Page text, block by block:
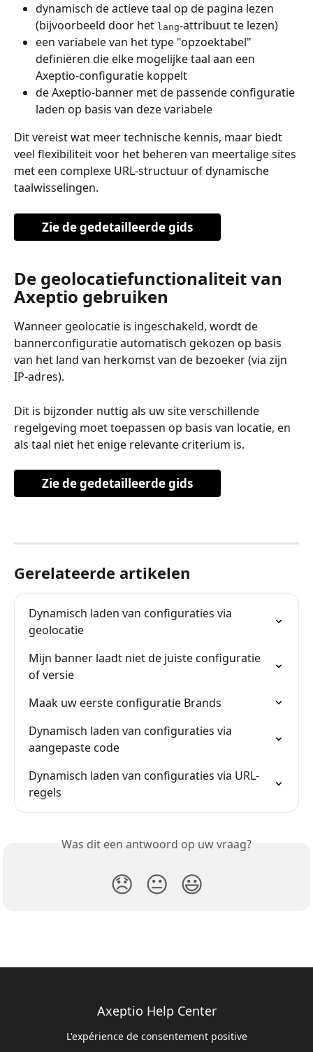
dynamisch de actieve taal op de pagina lezen
(bijvoorbeeld door het lang-attribuut te lezen)
een variabele van het type "opzoektabel"
definiëren die elke mogelijke taal aan een
Axeptio-configuratie koppelt
de Axeptio-banner met de passende configuratie
laden op basis van deze variabele
Dit vereist wat meer technische kennis, maar biedt
veel flexibiliteit voor het beheren van meertalige sites
met een complexe URL-structuur of dynamische
taalwisselingen.
Zie de gedetailleerde gids
De geolocatiefunctionaliteit van
Axeptio gebruiken
Wanneer geolocatie is ingeschakeld, wordt de
bannerconfiguratie automatisch gekozen op basis
van het land van herkomst van de bezoeker (via zijn
IP-adres).
Dit is bijzonder nuttig als uw site verschillende
regelgeving moet toepassen op basis van locatie, en
als taal niet het enige relevante criterium is.
Zie de gedetailleerde gids
Gerelateerde artikelen
Dynamisch laden van configuraties via
geolocatie
Mijn banner laadt niet de juiste configuratie
of versie
Maak uw eerste configuratie Brands
Dynamisch laden van configuraties via
aangepaste code
Dynamisch laden van configuraties via URL-
regels
Was dit een antwoord op uw vraag?
😞 😐 😃
Axeptio Help Center
L'expérience de consentement positive